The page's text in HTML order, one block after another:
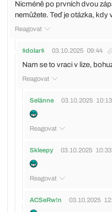
Nicméně po prvních dvou
nemůžete. Teď je otázka, kdy
Reagovat
$dolar$ 03.10.2025 09:44
Nam se to vraci v lize,
Reagovat
Selänne 03.10.2025 10:13
Reagovat
Skleepy 03.10.2025 10:33
Reagovat
ACSeRw!n 03.10.2025